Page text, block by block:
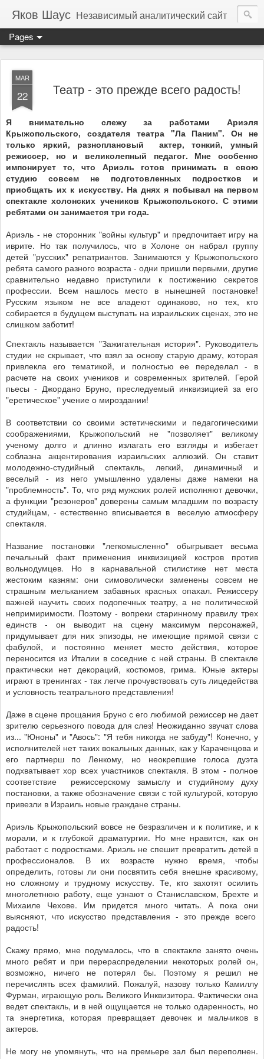
Яков Шаус Независимый аналитический сайт
Pages
MAR
22 Театр - это прежде всего радость!
Я внимательно слежу за работами Ариэля
Крыжопольского, создателя театра "Ла Паним". Он не
только яркий, разноплановый актер, тонкий, умный
режиссер, но и великолепный педагог. Мне особенно
импонирует то, что Ариэль готов принимать в свою
студию совсем не подготовленных подростков и
приобщать их к искусству. На днях я побывал на первом
спектакле холонских учеников Крыжопольского. С этими
ребятами он занимается три года.
Ариэль - не сторонник "войны культур" и предпочитает игру на
иврите. Но так получилось, что в Холоне он набрал группу
детей "русских" репатриантов. Занимаются у Крыжопольского
ребята самого разного возраста - одни пришли первыми, другие
сравнительно недавно приступили к постижению секретов
профессии. Всем нашлось место в нынешней постановке!
Русским языком не все владеют одинаково, но тех, кто
собирается в будущем выступать на израильских сценах, это не
слишком заботит!
Спектакль называется "Зажигательная история". Руководитель
студии не скрывает, что взял за основу старую драму, которая
привлекла его тематикой, и полностью ее переделал - в
расчете на своих учеников и современных зрителей. Герой
пьесы - Джордано Бруно, преследуемый инквизицией за его
"еретическое" учение о мироздании!
В соответствии со своими эстетическими и педагогическими
соображениями, Крыжопольский не "позволяет" великому
ученому долго и длинно излагать его взгляды и избегает
соблазна акцентирования израильских аллюзий. Он ставит
молодежно-студийный спектакль, легкий, динамичный и
веселый - из него умышленно удалены даже намеки на
"проблемность". То, что ряд мужских ролей исполняют девочки,
а функции "резонеров" доверены самым младшим по возрасту
студийцам, - естественно вписывается в веселую атмосферу
спектакля.
Название постановки "легкомысленно" обыгрывает весьма
печальный факт применения инквизицией костров против
вольнодумцев. Но в карнавальной стилистике нет места
жестоким казням: они симоволически заменены совсем не
страшным мельканием забавных красных опахал. Режиссеру
важней научить своих подопечных театру, а не политической
непримиримости. Поэтому - вопреки старинному правилу трех
единств - он выводит на сцену максимум персонажей,
придумывает для них эпизоды, не имеющие прямой связи с
фабулой, и постоянно меняет место действия, которое
переносится из Италии в соседние с ней страны. В спектакле
практически нет декораций, костюмов, грима. Юные актеры
играют в тренингах - так легче прочувствовать суть лицедейства
и условность театрального представления!
Даже в сцене прощания Бруно с его любимой режиссер не дает
зрителю серьезного повода для слез! Неожиданно звучат слова
из... "Юноны" и "Авось": "Я тебя никогда не забуду"! Конечно, у
исполнителей нет таких вокальных данных, как у Караченцова и
его партнерш по Ленкому, но неокрепшие голоса дуэта
подхватывает хор всех участников спектакля. В этом - полное
соответствие режиссерскому замыслу и студийному духу
постановки, а также обозначение связи с той культурой, которую
привезли в Израиль новые граждане страны.
Ариэль Крыжопольский вовсе не безразличен и к политике, и к
морали, и к глубокой драматургии. Но мне нравится, как он
работает с подростками. Ариэль не спешит превратить детей в
профессионалов. В их возрасте нужно время, чтобы
определить, готовы ли они посвятить себя внешне красивому,
но сложному и трудному искусству. Те, кто захотят осилить
многолетнюю работу, еще узнают о Станиславском, Брехте и
Михаиле Чехове. Им придется много читать. А пока они
выясняют, что искусство представления - это прежде всего
радость!
Скажу прямо, мне подумалось, что в спектакле занято очень
много ребят и при перераспределении некоторых ролей он,
возможно, ничего не потерял бы. Поэтому я решил не
перечислять всех фамилий. Пожалуй, назову только Камиллу
Фурман, играющую роль Великого Инквизитора. Фактически она
ведет спектакль, и в ней ощущается не только одаренность, но
та энергетика, которая превращает девочек и мальчиков в
актеров.
Не могу не упомянуть, что на премьере зал был переполнен.